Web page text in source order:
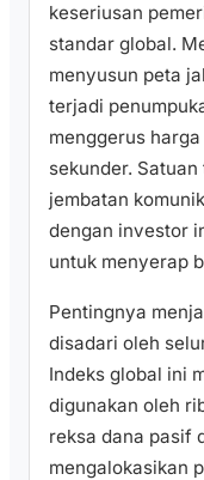
keseriusan
standar global.
menyusun peta
terjadi
menggerus
sekunder.
jembatan
dengan investor
untuk menyerap
Pentingnya
disadari oleh
Indeks global ini
digunakan oleh
reksa dana pasif
mengalokasikan